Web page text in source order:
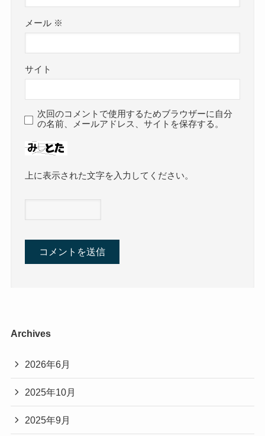
メール ※
サイト
次回のコメントで使用するためブラウザーに自分
の名前、メールアドレス、サイトを保存する。
上に表示された文字を入力してください。
Archives
2026年6月
2025年10月
2025年9月